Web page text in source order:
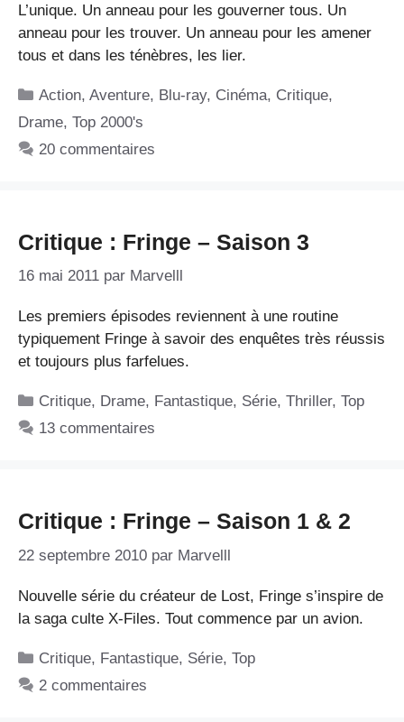
L’unique. Un anneau pour les gouverner tous. Un
anneau pour les trouver. Un anneau pour les amener
tous et dans les ténèbres, les lier.
Catégories
Action,Aventure, Blu-ray, Cinéma, Critique,
Drame, Top 2000's
20 commentaires
Critique : Fringe – Saison 3
16 mai 2011 par Marvelll
Les premiers épisodes reviennent à une routine
typiquement Fringe à savoir des enquêtes très réussis
et toujours plus farfelues.
Catégories
Critique, Drame, Fantastique, Série,Thriller,Top
13 commentaires
Critique : Fringe – Saison 1 & 2
22 septembre 2010 par Marvelll
Nouvelle série du créateur de Lost, Fringe s’inspire de
la saga culte X-Files. Tout commence par un avion.
Catégories
Critique, Fantastique, Série,Top
2 commentaires